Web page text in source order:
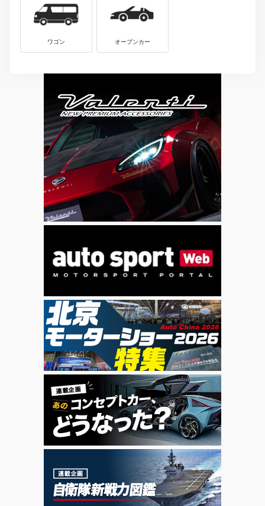
ワゴン オープンカー